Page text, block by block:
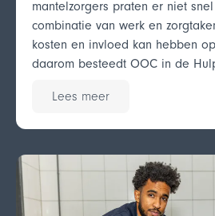
mantelzorgers praten er niet
combinatie van werk en
kosten en invloed kan hebben
daarom besteedt OOC in de
Lees meer